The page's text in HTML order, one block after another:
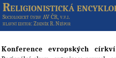
Religionistická
Sociologický ústav AV ČR, v.v.i.
hlavní editor: Zdeněk R. Nešpor
Konference evropských církví